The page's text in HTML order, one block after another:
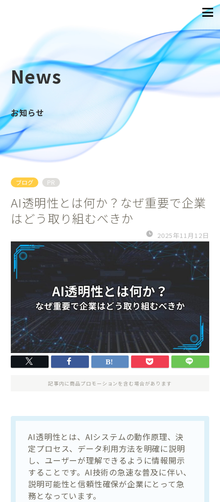
News
お知らせ
ブログ PR
AI透明性とは何か？なぜ重要で企業
はどう取り組むべきか
2025年11月12日
記事内に商品プロモーションを含む場合があります
AI透明性とは、AIシステムの動作原理、決
定プロセス、データ利用方法を明確に説明
し、ユーザーが理解できるように情報開示
することです。AI技術の急速な普及に伴い、
説明可能性と信頼性確保が企業にとって急
務となっています。